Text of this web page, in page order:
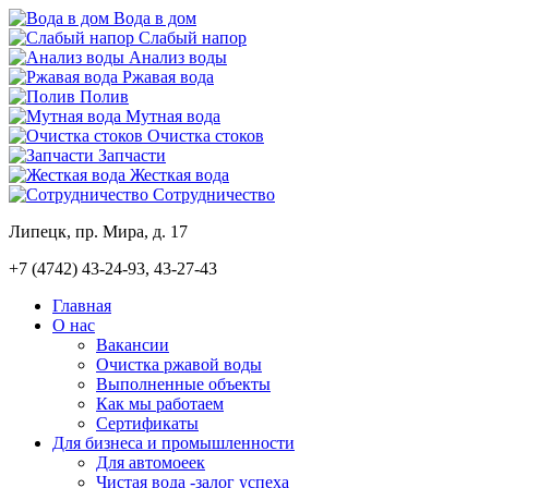
Вода в дом
Слабый напор
Анализ воды
Ржавая вода
Полив
Мутная вода
Очистка стоков
Запчасти
Жесткая вода
Сотрудничество
Липецк, пр. Мира, д. 17
+7 (4742) 43-24-93, 43-27-43
Главная
О нас
Вакансии
Очистка ржавой воды
Выполненные объекты
Как мы работаем
Сертификаты
Для бизнеса и промышленности
Для автомоеек
Чистая вода -залог успеха